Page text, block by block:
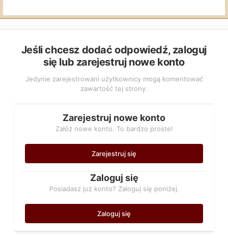
Jeśli chcesz dodać odpowiedź, zaloguj
się lub zarejestruj nowe konto
Jedynie zarejestrowani użytkownicy mogą komentować
zawartość tej strony.
Zarejestruj nowe konto
Załóż nowe konto. To bardzo proste!
Zarejestruj się
Zaloguj się
Posiadasz już konto? Zaloguj się poniżej.
Zaloguj się